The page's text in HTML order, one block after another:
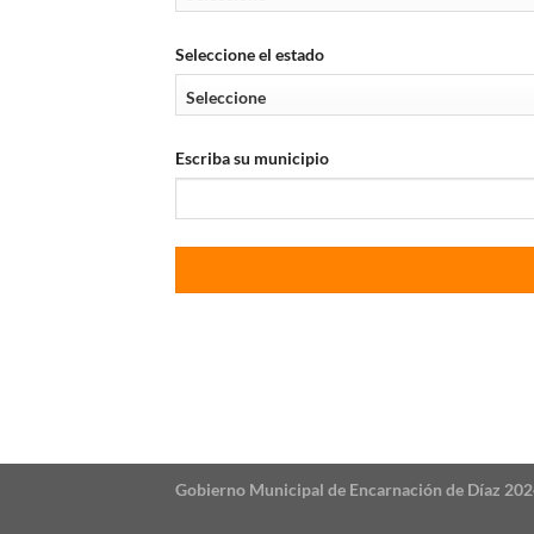
Seleccione el estado
Escriba su municipio
Gobierno Municipal de Encarnación de Díaz